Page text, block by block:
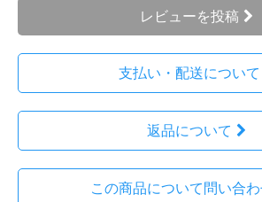
レビューを投稿
支払い・配送について
返品について
この商品について問い合わ